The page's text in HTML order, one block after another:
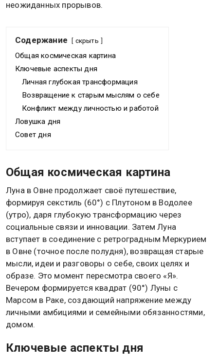
неожиданных прорывов.
Содержание скрыть
Общая космическая картина
Ключевые аспекты дня
Личная глубокая трансформация
Возвращение к старым мыслям о себе
Конфликт между личностью и работой
Ловушка дня
Совет дня
Общая космическая картина
Луна в Овне продолжает своё путешествие,
формируя секстиль (60°) с Плутоном в Водолее
(утро), даря глубокую трансформацию через
социальные связи и инновации. Затем Луна
вступает в соединение с ретроградным Меркурием
в Овне (точное после полудня), возвращая старые
мысли, идеи и разговоры о себе, своих целях и
образе. Это момент пересмотра своего «Я».
Вечером формируется квадрат (90°) Луны с
Марсом в Раке, создающий напряжение между
личными амбициями и семейными обязанностями,
домом.
Ключевые аспекты дня